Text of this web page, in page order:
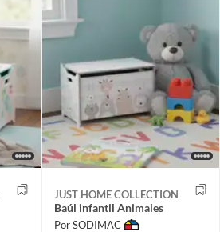
JUST HOME COLLECTION
Baúl infantil Animales
Por SODIMAC